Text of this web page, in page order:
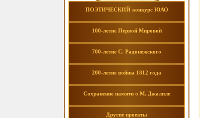
ПОЭТИЧЕСКИЙ конкурс ЮАО
100-летие Первой Мировой
700-летие С. Радонежского
200-летие войны 1812 года
Сохранение памяти о М. Джалиле
Другие проекты